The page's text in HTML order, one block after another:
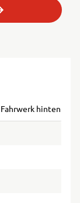
Fahrwerk hinten